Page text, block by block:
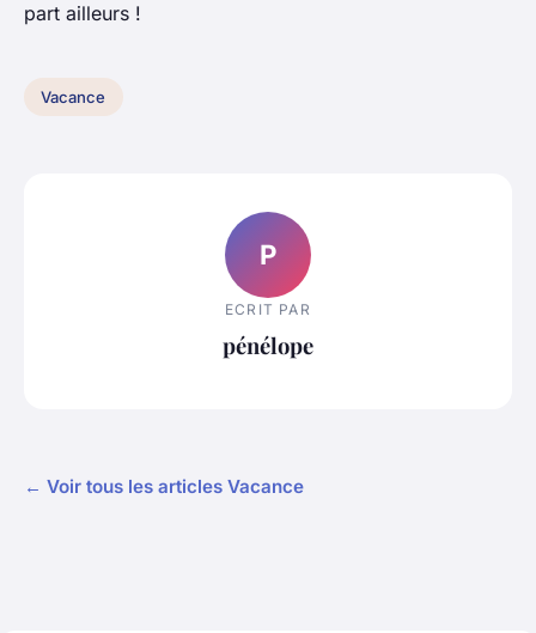
part ailleurs !
Vacance
P
ECRIT PAR
pénélope
← Voir tous les articles Vacance